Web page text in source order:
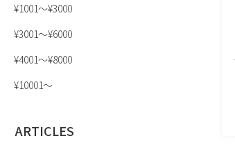
¥1001〜¥3000
¥3001〜¥6000
¥4001〜¥8000
¥10001〜
ARTICLES